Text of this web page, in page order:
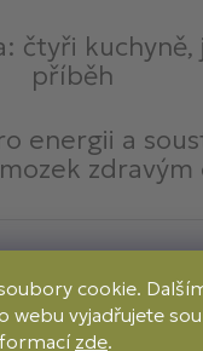
cookie.
vyjadřujete
zde.
čtyři kuchyně,
příběh
energii a
zdravým
Převod
dopravy: